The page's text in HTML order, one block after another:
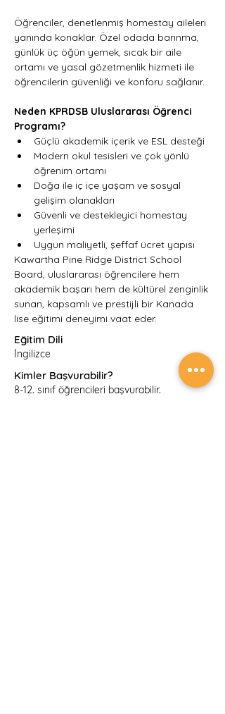
Öğrenciler, denetlenmiş homestay aileleri
yanında konaklar. Özel odada barınma,
günlük üç öğün yemek, sıcak bir aile
ortamı ve yasal gözetmenlik hizmeti ile
öğrencilerin güvenliği ve konforu sağlanır.
Neden KPRDSB Uluslararası Öğrenci
Programı?
Güçlü akademik içerik ve ESL desteği
Modern okul tesisleri ve çok yönlü
öğrenim ortamı
Doğa ile iç içe yaşam ve sosyal
gelişim olanakları
Güvenli ve destekleyici homestay
yerleşimi
Uygun maliyetli, şeffaf ücret yapısı
Kawartha Pine Ridge District School
Board, uluslararası öğrencilere hem
akademik başarı hem de kültürel zenginlik
sunan, kapsamlı ve prestijli bir Kanada
lise eğitimi deneyimi vaat eder.
Eğitim Dili
İngilizce
Kimler Başvurabilir?
8-12. sınıf öğrencileri başvurabilir.